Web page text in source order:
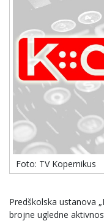
Foto: TV Kopernikus
Predškolska ustanova
brojne ugledne